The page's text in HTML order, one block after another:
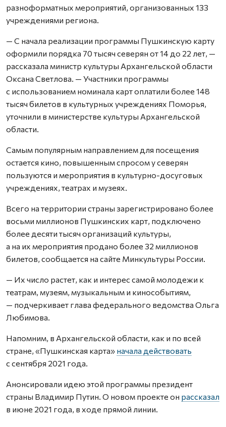
разноформатных мероприятий, организованных 133
учреждениями региона.
— С начала реализации программы Пушкинскую карту
оформили порядка 70 тысяч северян от 14 до 22 лет, —
рассказала министр культуры Архангельской области
Оксана Светлова. — Участники программы
с использованием номинала карт оплатили более 148
тысяч билетов в культурных учреждениях Поморья,
уточнили в министерстве культуры Архангельской
области.
Самым популярным направлением для посещения
остается кино, повышенным спросом у северян
пользуются и мероприятия в культурно-досуговых
учреждениях, театрах и музеях.
Всего на территории страны зарегистрировано более
восьми миллионов Пушкинских карт, подключено
более десяти тысяч организаций культуры,
а на их мероприятия продано более 32 миллионов
билетов, сообщается на сайте Минкультуры России.
— Их число растет, как и интерес самой молодежи к
театрам, музеям, музыкальным и кинособытиям,
— подчеркивает глава федерального ведомства Ольга
Любимова.
Напомним, в Архангельской области, как и по всей
стране, «Пушкинская карта» начала действовать
с сентября 2021 года.
Анонсировали идею этой программы президент
страны Владимир Путин. О новом проекте он рассказал
в июне 2021 года, в ходе прямой линии.